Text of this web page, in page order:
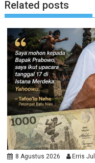
Related posts
8 Agustus 2026 Erris